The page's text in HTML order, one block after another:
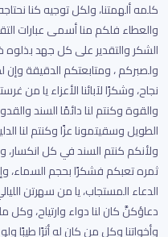
كلمه ألهمتنا، ولكل توجيه كنا
والعطاء فلكم منا أسمى عبارات
الشكر والتقدير على كل جهد
ولصبركم ، ومتابعتكم الدقيقة
نجاح، وشكرًا لآبائنا الأعزاء يا من
والقوة وكنتم لنا دائمًا السند
الطويل وسقيتمونا عزًا وكنتم لنا
ولأنكم كنتم السند في كل
ثمره تعبكم فشكرًا بحجم السماء، وإلى
الدعاء المستجاب، يا من سهرتن
دعاؤكنَّ كان لنا دواء وارتياح، وكل
وأخواتنا وكل من كان له أثرًا طيبًا